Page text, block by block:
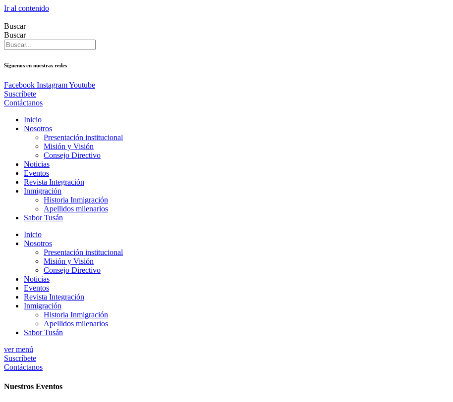
Ir al contenido
Buscar
Buscar
Síguenos en nuestras redes
Facebook InstagramYoutube
Suscríbete
Contáctanos
Inicio
Nosotros
Presentación institucional
Misión y Visión
Consejo Directivo
Noticias
Eventos
Revista Integración
Inmigración
Historia Inmigración
Apellidos milenarios
Sabor Tusán
Inicio
Nosotros
Presentación institucional
Misión y Visión
Consejo Directivo
Noticias
Eventos
Revista Integración
Inmigración
Historia Inmigración
Apellidos milenarios
Sabor Tusán
ver menú
Suscríbete
Contáctanos
Nuestros Eventos